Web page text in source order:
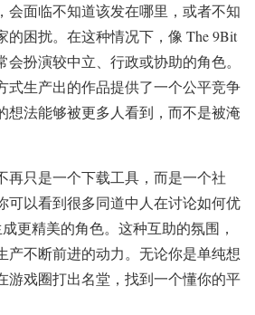
会面临不知道该发在哪里，或者不知
的困扰。在这种情况下，像 The 9Bit
扮演较中立、行政或协助的角色。
式生产出的作品提供了一个公平竞争
想法能够被更多人看到，而不是被淹
再只是一个下载工具，而是一个社
可以看到很多同道中人在讨论如何优
更精美的角色。这种互助的氛围，
产不断前进的动力。无论你是单纯想
游戏圈打出名堂，找到一个懂你的平